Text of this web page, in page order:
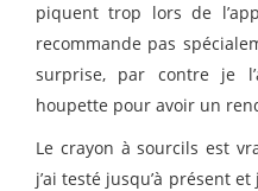
piquent trop lors de
recommande pas
surprise, par contre je
houpette pour avoir un
Le crayon à sourcils est
j’ai testé jusqu’à présent